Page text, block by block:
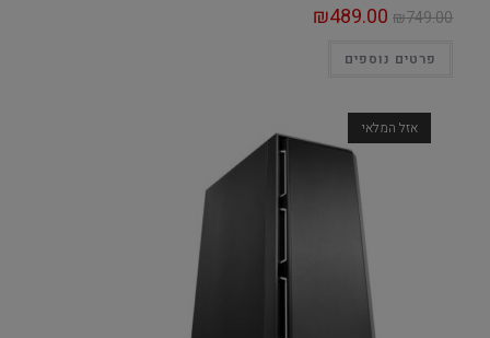
₪749.00
₪489.00
פרטים נוספים
אזל המלאי